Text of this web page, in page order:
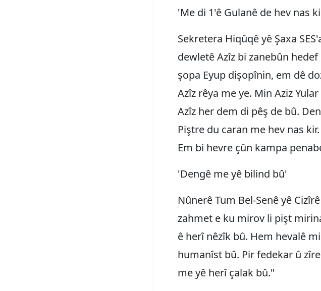
'Me di 1'ê Gulanê de hev nas
Sekretera Hiqûqê yê Şaxa
dewletê Azîz bi zanebûn
şopa Eyup dişopînin, em dê
Azîz rêya me ye. Min Aziz
Azîz her dem di pêş de bû.
Piştre du caran me hev nas
Em bi hevre çûn kampa
'Dengê me yê bilind bû'
Nûnerê Tum Bel-Senê yê
zahmet e ku mirov li pişt
ê herî nêzîk bû. Hem hevalê
humanîst bû. Pir fedekar û
me yê herî çalak bû."